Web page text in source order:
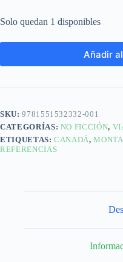
Solo quedan 1 disponibles
Añadir
SKU:9781551532332-001
CATEGORÍAS: NO FICCIÓN,
ETIQUETAS:CANADÁ,
REFERENCIAS